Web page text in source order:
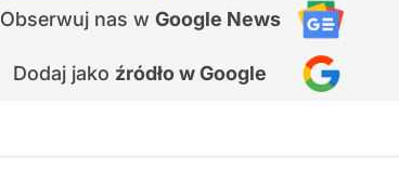
Obserwuj nas w Google News
Dodaj jako źródło w Google